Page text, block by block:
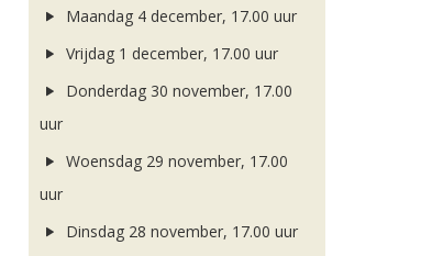
Maandag 4 december, 17.00 uur
Vrijdag 1 december, 17.00 uur
Donderdag 30 november, 17.00
uur
Woensdag 29 november, 17.00
uur
Dinsdag 28 november, 17.00 uur